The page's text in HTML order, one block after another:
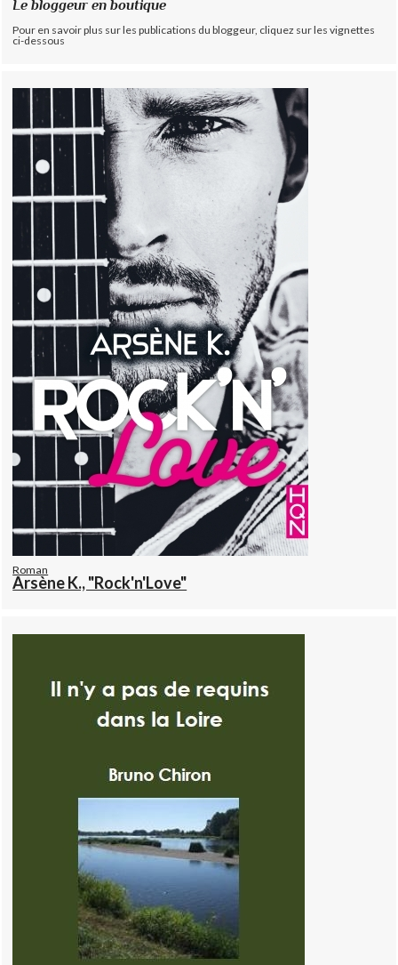
Le bloggeur en boutique
Pour en savoir plus sur les publications du bloggeur, cliquez sur les vignettes
ci-dessous
Roman
Arsène K., "Rock'n'Love"